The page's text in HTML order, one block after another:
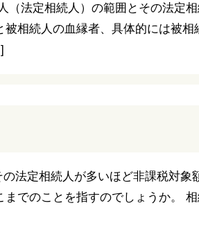
法定相続人）の範囲とその法定
相続人の血縁者、具体的には被
法定相続人が多いほど非課税対象
でのことを指すのでしょうか。